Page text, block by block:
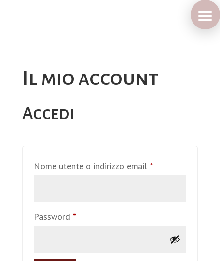
Il mio account
Accedi
Nome utente o indirizzo email *Richiesto
Password *Richiesto